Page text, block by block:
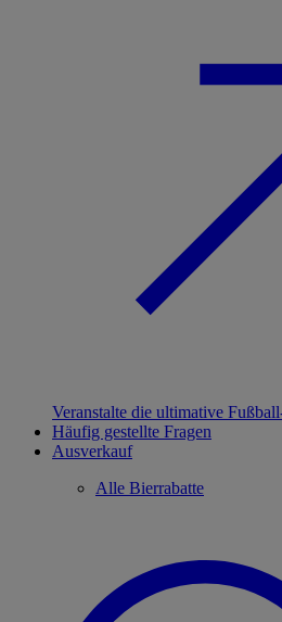
Veranstalte die ultimative
Häufig gestellte Fragen
Ausverkauf
Alle Bierrabatte